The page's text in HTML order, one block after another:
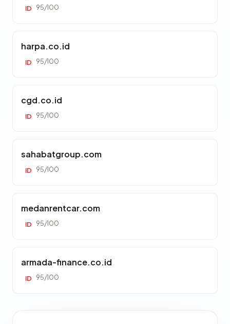
ID 95/100
harpa.co.id
ID 95/100
cgd.co.id
ID 95/100
sahabatgroup.com
ID 95/100
medanrentcar.com
ID 95/100
armada-finance.co.id
ID 95/100